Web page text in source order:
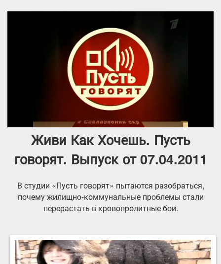
Живи Как Хочешь. Пусть
говорят. Выпуск от 07.04.2011
В студии «Пусть говорят» пытаются разобраться,
почему жилищно-коммунальные проблемы стали
перерастать в кровопролитные бои.